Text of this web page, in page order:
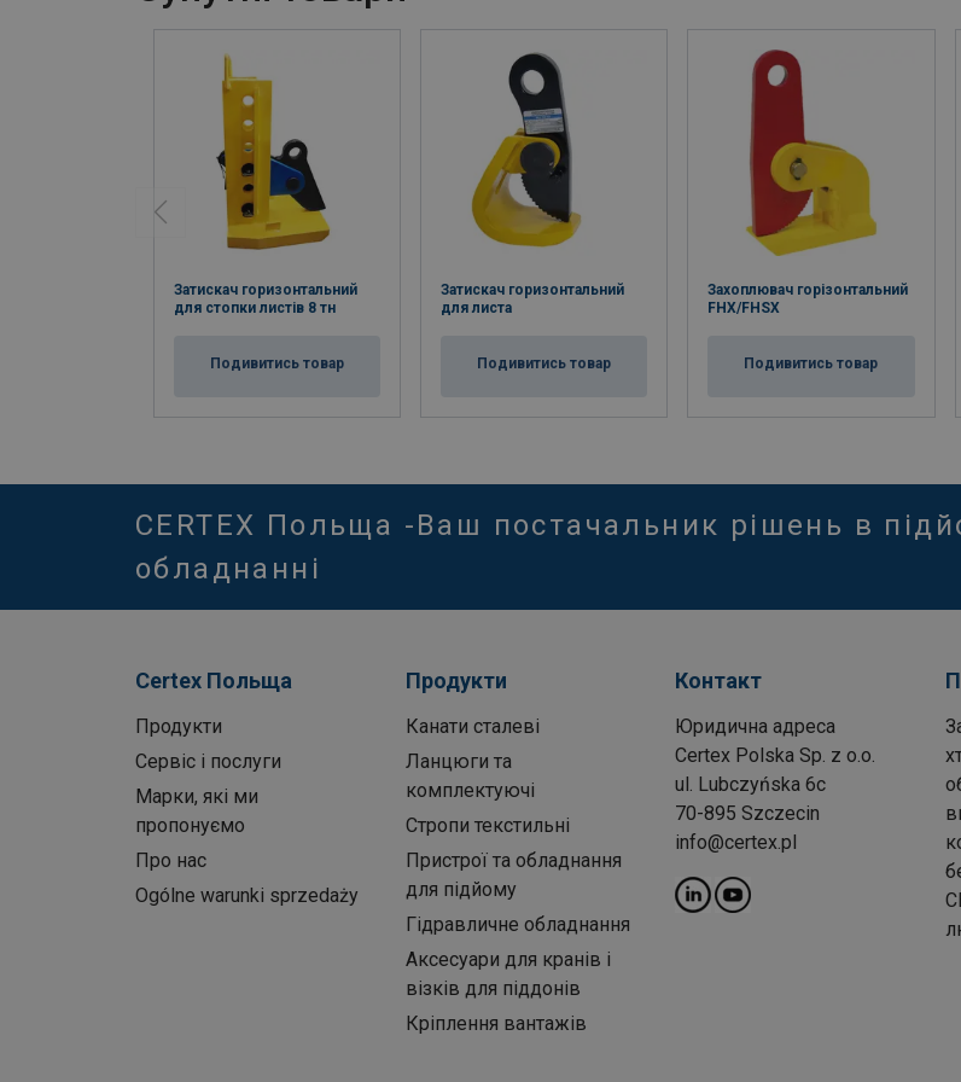
Затискач горизонтальний
для стопки листів 8 тн
Подивитись товар
Затискач горизонтальний
для листа
Подивитись товар
Захоплювач горізонтальний
FHX/FHSX
Подивитись товар
CERTEX Польща -Ваш постачальник рішень в
обладнанні
Certex Польща
Продукти
Сервіс і послуги
Марки, які ми
пропонуємо
Про нас
Ogólne warunki sprzedaży
Продукти
Канати сталеві
Ланцюги та
комплектуючі
Стропи текстильні
Пристрої та обладнання
для підйому
Гідравличне обладнання
Аксесуари для кранів і
візків для піддонів
Кріплення вантажів
Контакт
Юридична адреса
Certex Polska Sp. z o.o.
ul. Lubczyńska 6c
70-895 Szczecin
info@certex.pl